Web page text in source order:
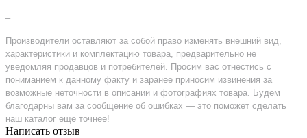
–
Производители оставляют за собой право изменять внешний вид,
характеристики и комплектацию товара, предварительно не
уведомляя продавцов и потребителей. Просим вас отнестись с
пониманием к данному факту и заранее приносим извинения за
возможные неточности в описании и фотографиях товара. Будем
благодарны вам за сообщение об ошибках — это поможет сделать
наш каталог еще точнее!
Написать отзыв